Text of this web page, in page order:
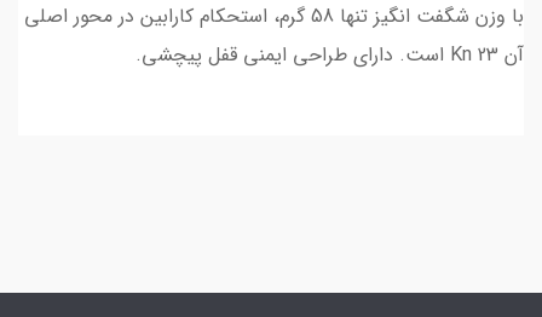
با وزن شگفت انگیز تنها 58 گرم، استحکام کارابین در محور اصلی
آن 23 Kn است. دارای طراحی ایمنی قفل پیچشی.